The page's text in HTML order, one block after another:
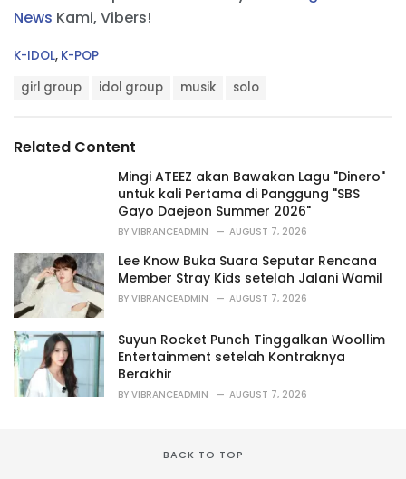
News Kami, Vibers!
C
r
K-IDOL, K-POP
:
girl group idol group musik solo
Related Content
Mingi ATEEZ akan Bawakan Lagu "Dinero"
untuk kali Pertama di Panggung "SBS
Gayo Daejeon Summer 2026"
BY VIBRANCEADMIN AUGUST 7, 2026
Lee Know Buka Suara Seputar Rencana
Member Stray Kids setelah Jalani Wamil
BY VIBRANCEADMIN AUGUST 7, 2026
Suyun Rocket Punch Tinggalkan Woollim
Entertainment setelah Kontraknya
Berakhir
BY VIBRANCEADMIN AUGUST 7, 2026
BACK TO TOP